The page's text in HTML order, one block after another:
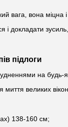
вага, вона міцна
і докладати
підлоги
на будь-
миття великих
138-160 см;